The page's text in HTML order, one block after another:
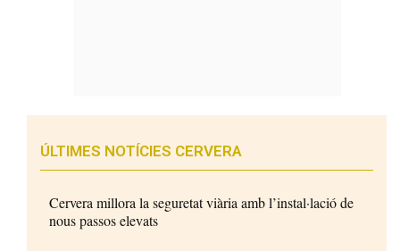
ÚLTIMES NOTÍCIES CERVERA
Cervera millora la seguretat viària amb l’instal·lació de
nous passos elevats